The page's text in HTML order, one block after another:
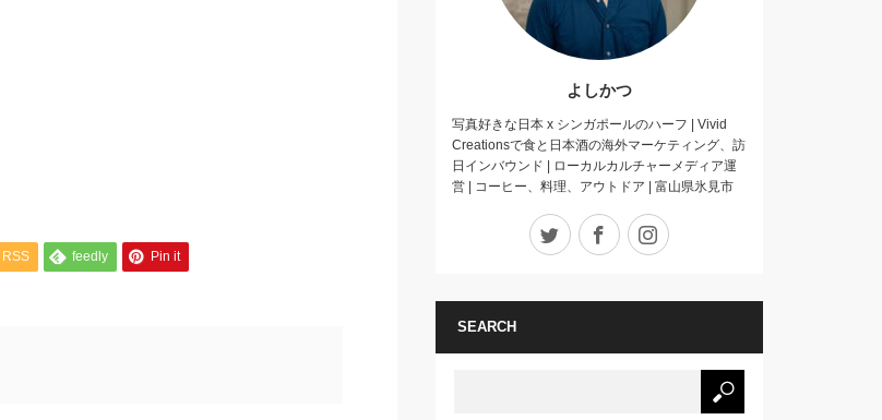
RSS feedly Pin it
よしかつ
写真好きな日本 x シンガポールのハーフ | Vivid
Creationsで食と日本酒の海外マーケティング、訪
日インバウンド | ローカルカルチャーメディア運
営 | コーヒー、料理、アウトドア | 富山県氷見市
Twitter Facebook
SEARCH